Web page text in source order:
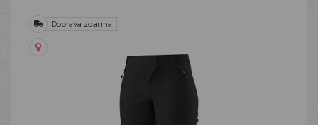
Doprava zdarma